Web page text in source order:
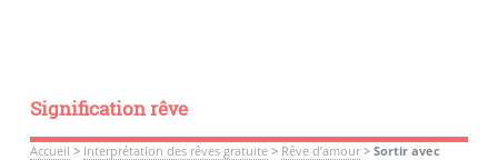
Signification rêve
Accueil > Interprétation des rêves gratuite> Rêve d’amour> Sortir avec